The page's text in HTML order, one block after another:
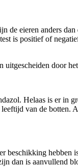
eieren anders
is positief of
door
Helaas is er in
van de
dan is aanvullend